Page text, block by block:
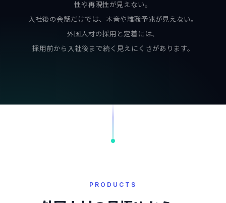
性や再現性が見えない。
入社後の会話だけでは、本音や離職予兆が見えない。
外国人材の採用と定着には、
採用前から入社後まで続く見えにくさがあります。
PRODUCTS